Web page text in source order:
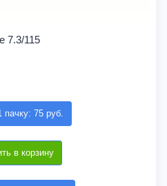
7.3/115
пачку: 75 руб.
в корзину